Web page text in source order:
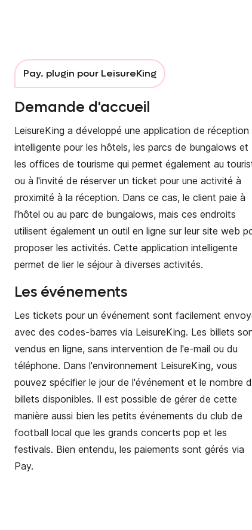
Pay. plugin pour LeisureKing
Demande d'accueil
LeisureKing a développé une application de réception
intelligente pour les hôtels, les parcs de bungalows et
les offices de tourisme qui permet également au
ou à l'invité de réserver un ticket pour une activité à
proximité à la réception. Dans ce cas, le client paie à
l'hôtel ou au parc de bungalows, mais ces endroits
utilisent également un outil en ligne sur leur site web
proposer les activités. Cette application intelligente
permet de lier le séjour à diverses activités.
Les événements
Les tickets pour un événement sont facilement
avec des codes-barres via LeisureKing. Les billets
vendus en ligne, sans intervention de l'e-mail ou du
téléphone. Dans l'environnement LeisureKing, vous
pouvez spécifier le jour de l'événement et le nombre
billets disponibles. Il est possible de gérer de cette
manière aussi bien les petits événements du club de
football local que les grands concerts pop et les
festivals. Bien entendu, les paiements sont gérés via
Pay.